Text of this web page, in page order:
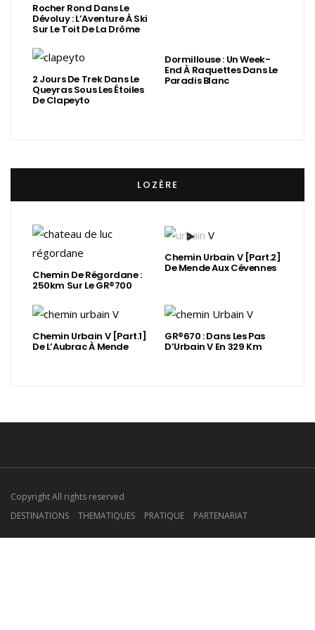
Rocher Rond Dans Le
Dévoluy : L’Aventure À Ski
Sur Le Toit De La Drôme
2 Jours De Trek Dans Le
Queyras Sous Les Étoiles
De Clapeyto
Dormillouse : Un Week-
End À Raquettes Dans Le
Paradis Blanc
LOZÈRE
Chemin De Régordane :
250km Sur Le GR®700
Chemin Urbain V [Part.2]
De Mende Aux Cévennes
Chemin Urbain V [Part.1]
De L’Aubrac À Mende
GR®670 : Dans Les Pas
D’Urbain V En 329 Km
Copyright All rights reserved
DESTINATIONS
THEMATIQUES PRATIQUE PARTENARIAT